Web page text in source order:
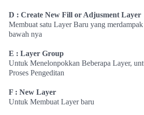
D : Create New Fill or Adjusment Layer
Membuat satu Layer Baru yang
bawah nya
E : Layer Group
Untuk Menelonpokkan Beberapa Layer,
Proses Pengeditan
F : New Layer
Untuk Membuat Layer baru